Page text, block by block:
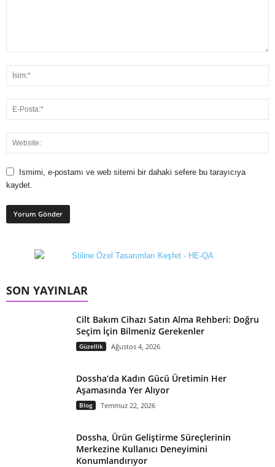
Ismimi, e-postamı ve web sitemi bir dahaki sefere bu tarayıcıya
kaydet.
SON YAYINLAR
Cilt Bakım Cihazı Satın Alma Rehberi: Doğru
Seçim İçin Bilmeniz Gerekenler
Güzellik Ağustos 4, 2026
Dossha’da Kadın Gücü Üretimin Her
Aşamasında Yer Alıyor
Blog Temmuz 22, 2026
Dossha, Ürün Geliştirme Süreçlerinin
Merkezine Kullanıcı Deneyimini
Konumlandırıyor